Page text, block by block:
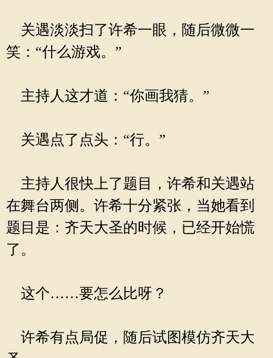
关遇淡淡扫了许希一眼，随后微微一
笑：“什么游戏。”
主持人这才道：“你画我猜。”
关遇点了点头：“行。”
主持人很快上了题目，许希和关遇站
在舞台两侧。许希十分紧张，当她看到
题目是：齐天大圣的时候，已经开始慌
了。
这个……要怎么比呀？
许希有点局促，随后试图模仿齐天大